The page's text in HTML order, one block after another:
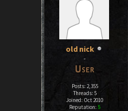
old nick
-
Posts: 2,355
Threads: 5
Joined: Oct 2010
Reputation: 5